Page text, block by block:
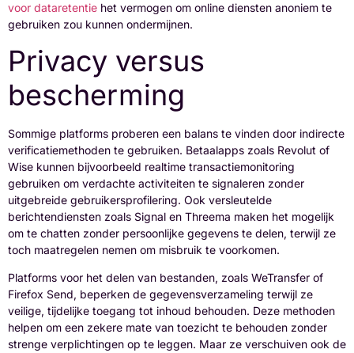
voor dataretentie het vermogen om online diensten anoniem te
gebruiken zou kunnen ondermijnen.
Privacy versus
bescherming
Sommige platforms proberen een balans te vinden door indirecte
verificatiemethoden te gebruiken. Betaalapps zoals Revolut of
Wise kunnen bijvoorbeeld realtime transactiemonitoring
gebruiken om verdachte activiteiten te signaleren zonder
uitgebreide gebruikersprofilering. Ook versleutelde
berichtendiensten zoals Signal en Threema maken het mogelijk
om te chatten zonder persoonlijke gegevens te delen, terwijl ze
toch maatregelen nemen om misbruik te voorkomen.
Platforms voor het delen van bestanden, zoals WeTransfer of
Firefox Send, beperken de gegevensverzameling terwijl ze
veilige, tijdelijke toegang tot inhoud behouden. Deze methoden
helpen om een zekere mate van toezicht te behouden zonder
strenge verplichtingen op te leggen. Maar ze verschuiven ook de